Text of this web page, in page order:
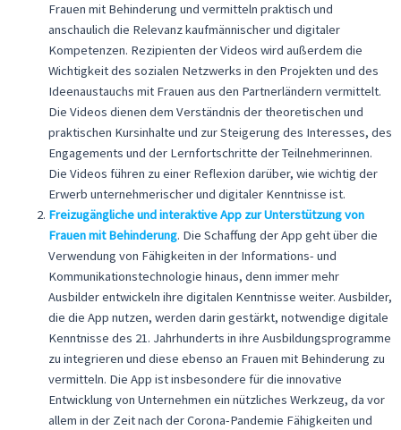
Frauen mit Behinderung und vermitteln praktisch und
anschaulich die Relevanz kaufmännischer und digitaler
Kompetenzen. Rezipienten der Videos wird außerdem die
Wichtigkeit des sozialen Netzwerks in den Projekten und des
Ideenaustauchs mit Frauen aus den Partnerländern vermittelt.
Die Videos dienen dem Verständnis der theoretischen und
praktischen Kursinhalte und zur Steigerung des Interesses, des
Engagements und der Lernfortschritte der Teilnehmerinnen.
Die Videos führen zu einer Reflexion darüber, wie wichtig der
Erwerb unternehmerischer und digitaler Kenntnisse ist.
Freizugängliche und interaktive App zur Unterstützung von
Frauen mit Behinderung. Die Schaffung der App geht über die
Verwendung von Fähigkeiten in der Informations- und
Kommunikationstechnologie hinaus, denn immer mehr
Ausbilder entwickeln ihre digitalen Kenntnisse weiter. Ausbilder,
die die App nutzen, werden darin gestärkt, notwendige digitale
Kenntnisse des 21. Jahrhunderts in ihre Ausbildungsprogramme
zu integrieren und diese ebenso an Frauen mit Behinderung zu
vermitteln. Die App ist insbesondere für die innovative
Entwicklung von Unternehmen ein nützliches Werkzeug, da vor
allem in der Zeit nach der Corona-Pandemie Fähigkeiten und